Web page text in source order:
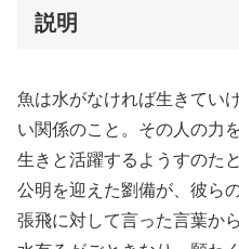
説明
魚は水がなければ生きてい
い関係のこと。その人の力
生きと活躍するようすのた
公明を迎えた劉備が、彼ら
張飛に対して言った言葉か